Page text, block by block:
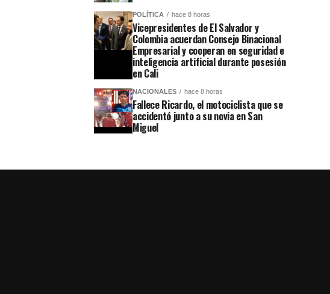
POLÍTICA hace 8 horas
Vicepresidentes de El Salvador y
Colombia acuerdan Consejo Binacional
Empresarial y cooperan en seguridad e
inteligencia artificial durante posesión
en Cali
NACIONALES hace 8 horas
Fallece Ricardo, el motociclista que se
accidentó junto a su novia en San
Miguel